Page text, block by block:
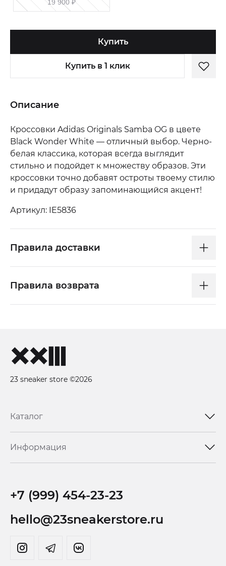
19 900 ₽
Купить
Купить в 1 клик
Описание
Кроссовки Adidas Originals Samba OG в цвете
Black Wonder White — отличный выбор. Черно-
белая классика, которая всегда выглядит
стильно и подойдет к множеству образов. Эти
кроссовки точно добавят остроты твоему стилю
и придадут образу запоминающийся акцент!
Артикул: IE5836
Правила доставки
Правила возврата
23 sneaker store ©2026
Каталог
Информация
+7 (999) 454-23-23
hello@23sneakerstore.ru